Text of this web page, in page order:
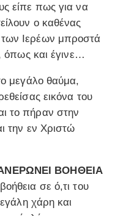
είπε πως για να
ο καθένας
Ιερέων μπροστά
όπως και έγινε…
μεγάλο θαύμα,
εικόνα του
το πήραν στην
την εν Χριστώ
ΒΟΗΘΕΙΑ
σε ό,τι του
χάρη και